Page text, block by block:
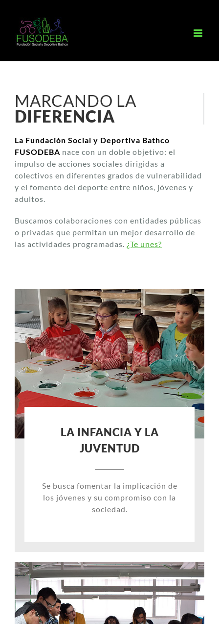
contenido
MARCANDO LA
DIFERENCIA
La Fundación Social y Deportiva Bathco
FUSODEBA nace con un doble objetivo: el
impulso de acciones sociales dirigidas a
colectivos en diferentes grados de vulnerabilidad
y el fomento del deporte entre niños, jóvenes y
adultos.
Buscamos colaboraciones con entidades públicas
o privadas que permitan un mejor desarrollo de
las actividades programadas. ¿Te unes?
LA INFANCIA Y LA
JUVENTUD
Se busca fomentar la implicación de
los jóvenes y su compromiso con la
sociedad.